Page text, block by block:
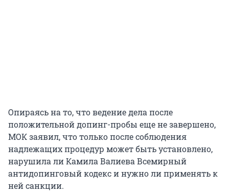
Опираясь на то, что ведение дела после
положительной допинг-пробы еще не завершено,
МОК заявил, что только после соблюдения
надлежащих процедур может быть установлено,
нарушила ли Камила Валиева Всемирный
антидопинговый кодекс и нужно ли применять к
ней санкции.